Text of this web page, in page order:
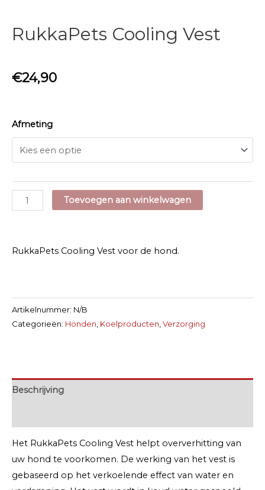
RukkaPets Cooling Vest
€24,90
Afmeting
RukkaPets
Cooling
aantal
Toevoegen aan winkelwagen
RukkaPets Cooling Vest voor de hond.
Artikelnummer: N/B
Categorieën: Honden Koelproducten Verzorging
Beschrijving
Het RukkaPets Cooling Vest helpt oververhitting van
uw hond te voorkomen. De werking van het vest is
gebaseerd op het verkoelende effect van water en